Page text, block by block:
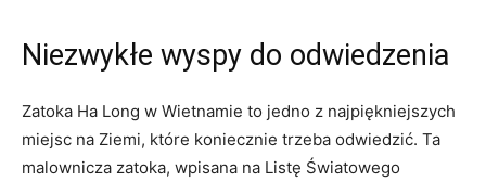
Niezwykłe wyspy do odwiedzenia
Zatoka Ha Long w Wietnamie to jedno‍ z najpiękniejszych
miejsc ​na Ziemi, które koniecznie ‌trzeba odwiedzić. Ta
malownicza zatoka, ⁤wpisana ⁤na Listę Światowego